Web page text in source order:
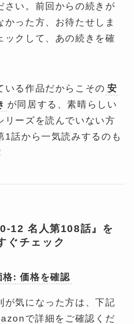
さい。前回からの続きが
かった方、お待たせしま
ックして、あの続きを確
いる作品だからこその 安
が同居する、素晴らしい
リーズを読んでいない方
1話から一気読みするのも
12 名人第108話』を
ぐチェック
格: 価格を確認
が気になった方は、下記
で詳細をご確認くだ